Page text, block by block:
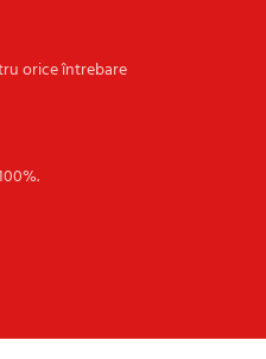
orice întrebare